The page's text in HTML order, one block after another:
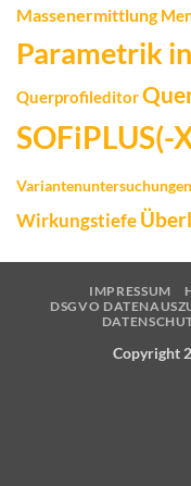
Massenermittlung
Parametrik
Querprofileditor
SOFiPLUS(-
Variantenuntersuchungen
Wirkungstiefe
IMPRESSUM
DSGVO
Copyright